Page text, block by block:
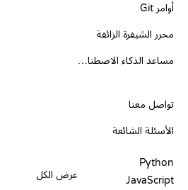
أوامر Git
محرر الشيفرة الزائفة
مساعد الذكاء الاصطناعي
تواصل معنا
الأسئلة الشائعة
Python
JavaScript
عرض الكل